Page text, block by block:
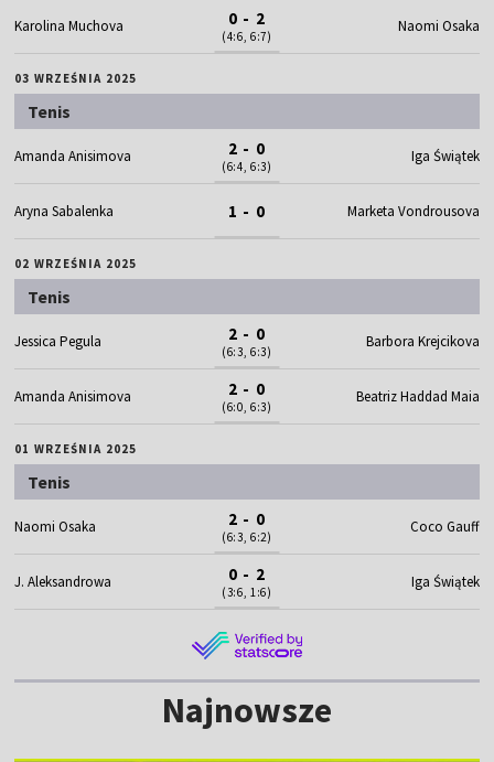
Karolina Muchova 0 - 2
(4:6, 6:7)
Naomi Osaka
03 WRZEŚNIA 2025
Tenis
Amanda Anisimova 2 - 0
(6:4, 6:3)
Iga Świątek
Aryna Sabalenka 1 - 0 Marketa Vondrousova
02 WRZEŚNIA 2025
Tenis
Jessica Pegula 2 - 0
(6:3, 6:3)
Barbora Krejcikova
Amanda Anisimova 2 - 0
(6:0, 6:3)
Beatriz Haddad Maia
01 WRZEŚNIA 2025
Tenis
Naomi Osaka 2 - 0
(6:3, 6:2)
Coco Gauff
J. Aleksandrowa 0 - 2
(3:6, 1:6)
Iga Świątek
Najnowsze